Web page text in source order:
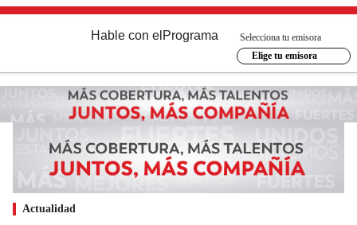
Hable con el Programa
Selecciona tu emisora
Elige tu emisora
Actualidad